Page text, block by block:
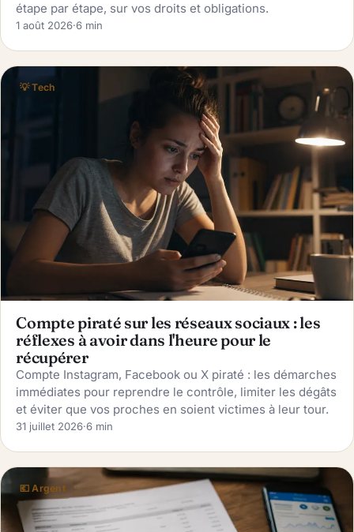
étape par étape, sur vos droits et obligations.
1 août 2026·6 min
💡 Tech
Compte piraté sur les réseaux sociaux : les
réflexes à avoir dans l'heure pour le
récupérer
Compte Instagram, Facebook ou X piraté : les démarches
immédiates pour reprendre le contrôle, limiter les dégâts
et éviter que vos proches en soient victimes à leur tour.
31 juillet 2026·6 min
💶 Argent